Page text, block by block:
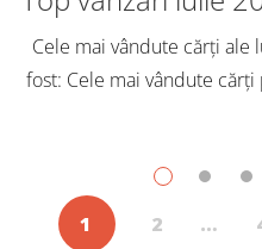
Cele mai vândute cărți
fost: Cele mai vândute
1 2 …